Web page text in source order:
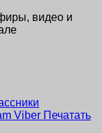
видео и
Viber Печатать